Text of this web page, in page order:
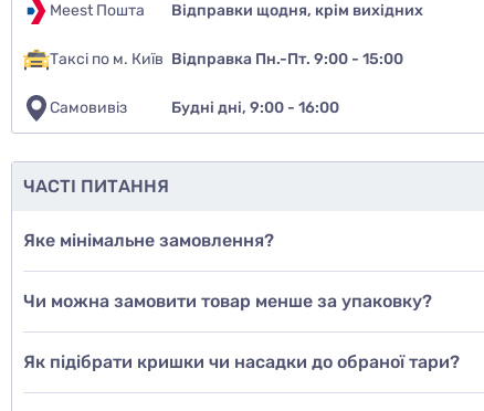
Meest Пошта Відправки щодня, крім вихідних
Таксі по м. Київ Відправка Пн.-Пт. 9:00 - 15:00
Самовивіз Будні дні, 9:00 - 16:00
ЧАСТІ ПИТАННЯ
Яке мінімальне замовлення?
Чи можна замовити товар менше за упаковку?
Як підібрати кришки чи насадки до обраної тари?